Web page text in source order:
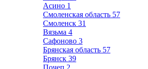
Асино 1
Смоленская область 57
Смоленск 31
Вязьма 4
Сафоново 3
Брянская область 57
Брянск 39
Почеп 2